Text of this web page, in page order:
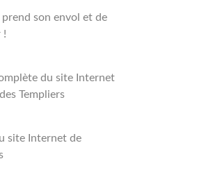
son envol et de
!
du site Internet
Templiers
site Internet de